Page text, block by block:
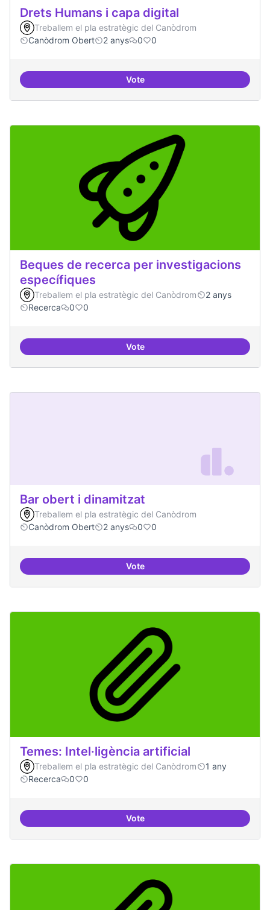
Drets Humans i capa digital
Treballem el pla estratègic del Canòdrom
Canòdrom Obert
2 anys 0 0
VoteDrets Humans i capa digital
Beques de recerca per investigacions
específiques
Treballem el pla estratègic del Canòdrom
2 anys
Recerca
0 0
VoteBeques de recerca per
Bar obert i dinamitzat
Treballem el pla estratègic del Canòdrom
Canòdrom Obert
2 anys 0 0
VoteBar obert i dinamitzat
Temes: Intel·ligència artificial
Treballem el pla estratègic del Canòdrom
1 any
Recerca
0 0
VoteTemes: Intel·ligència artificial